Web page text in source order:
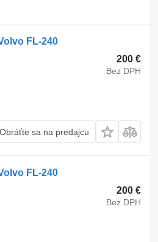
FL-240
200 €
Bez DPH
Obráťte sa na predajcu
FL-240
200 €
Bez DPH